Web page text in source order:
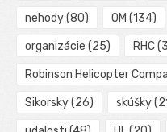
nehody(80) OM (134)
organizácie (25) RHC
Robinson Helicopter
Sikorsky(26) skúšky